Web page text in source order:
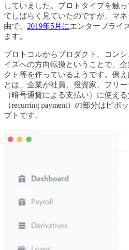
していました。プロトタイプを触
てしばらく見ていたのですが、マ
由で、 2019年5月にエンタープライ
ます。
プロトコルからプロダクト、コン
イズへの方向転換ということで、
クト等を作っているようです。例
とは、企業が社員、投資家、フリ
（暗号通貨による支払い）に使える
（recurring payment）の部分はピボ
プトです。